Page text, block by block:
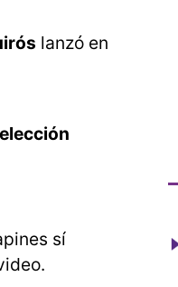
lanzó en
sí